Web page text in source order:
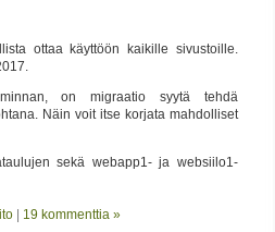
ottaa käyttöön kaikille sivustoille.
on migraatio syytä tehdä
Näin voit itse korjata mahdolliset
sekä webapp1- ja websiilo1-
19 kommenttia »